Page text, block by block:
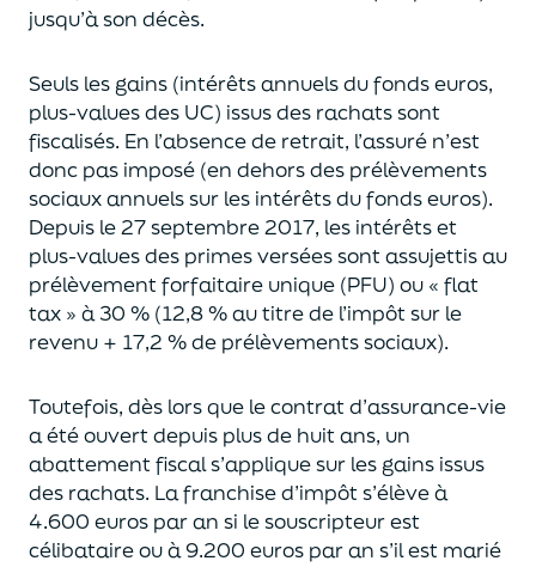
jusqu’à son décès.
Seuls les gains (intérêts annuels du fonds euros,
plus-values des UC) issus des rachats sont
fiscalisés. En l’absence de retrait, l’assuré n’est
donc pas imposé (en dehors des prélèvements
sociaux annuels sur les intérêts du fonds euros).
Depuis le 27 septembre 2017, les intérêts et
plus-values des primes verséessont assujettis au
prélèvement forfaitaire unique (PFU) ou « flat
tax » à 30 % (12,8 % au titre de l’impôt sur le
revenu + 17,2 % de prélèvements sociaux).
Toutefois, dès lors que le contrat d’assurance-vie
a été ouvert depuis plus de huit ans, un
abattement fiscal s’applique sur les gains issus
des rachats. La franchise d’impôts’élève à
4.600 euros par an si le souscripteurest
célibataire ou à 9.200 euros par an s’il est marié